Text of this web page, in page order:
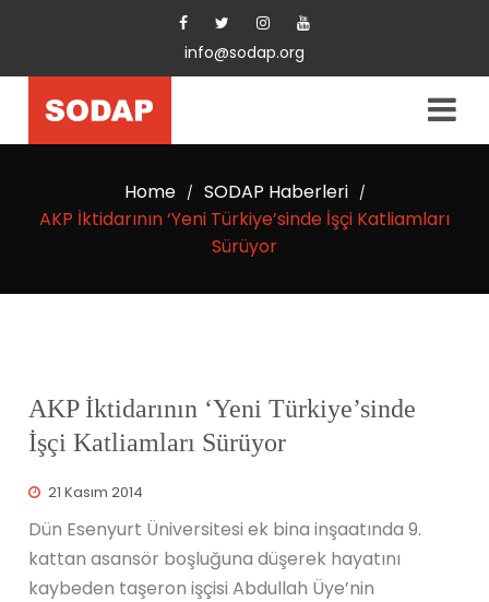
info@sodap.org
Home / SODAP Haberleri /
AKP İktidarının ‘Yeni Türkiye’sinde İşçi Katliamları
Sürüyor
AKP İktidarının ‘Yeni Türkiye’sinde
İşçi Katliamları Sürüyor
21 Kasım 2014
Dün Esenyurt Üniversitesi ek bina inşaatında 9.
kattan asansör boşluğuna düşerek hayatını
kaybeden taşeron işçisi Abdullah Üye’nin